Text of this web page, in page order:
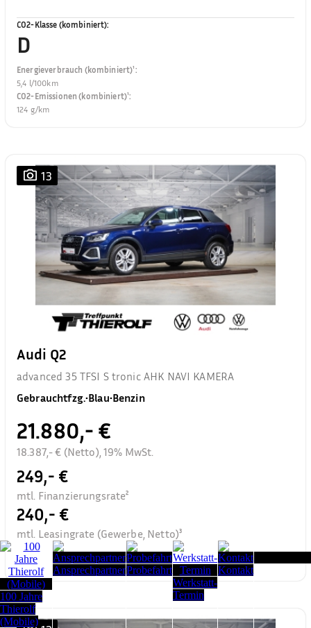
CO2-Klasse (kombiniert):
D
Energieverbrauch (kombiniert)¹:
5,4 l/100km
CO2-Emissionen (kombiniert)¹:
124 g/km
13
Audi Q2
advanced 35 TFSI S tronic AHK NAVI KAMERA
Gebrauchtfzg.•Blau•Benzin
21.880,- €
18.387,- € (Netto), 19% MwSt.
249,- €
mtl. Finanzierungsrate²
240,- €
mtl. Leasingrate (Gewerbe, Netto)³
100 Jahre
Thierolf
(Mobile)
AnsprechpartnerProbefahrt
Werkstatt-
Termin
Kontakt